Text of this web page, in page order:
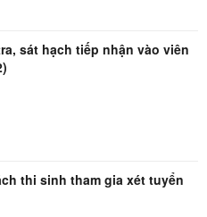
sát hạch tiếp nhận vào viên
thi sinh tham gia xét tuyển